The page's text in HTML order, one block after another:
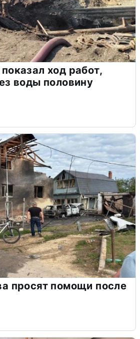
ход работ,
воды половину
просят помощи после